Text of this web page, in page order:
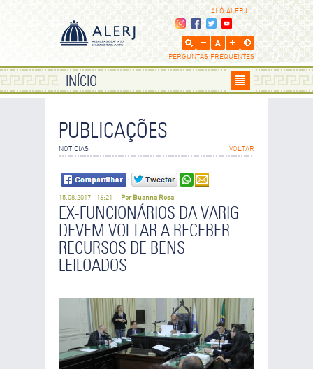
ALÔ ALERJ
PERGUNTAS FREQUENTES
INÍCIO
PUBLICAÇÕES
NOTÍCIAS VOLTAR
15.08.2017 - 16:21 Por Buanna Rosa
EX-FUNCIONÁRIOS DA VARIG
DEVEM VOLTAR A RECEBER
RECURSOS DE BENS
LEILOADOS
ENVIE POR E-MAIL
Os campos que contém são de preenchimento obrigatório.
SEU NOME
SEU E-MAIL
E-MAIL DO DESTINATÁRIO
DESEJA RECEBER UMA CÓPIA DA MENSAGEM?